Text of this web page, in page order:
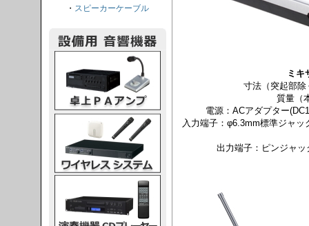
ミ
寸法（突起部除
質量（
電源：ACアダプター
入力端子：φ6.3mm標準ジャ
出力端子：ピンジャ
・ スピーカーケーブル